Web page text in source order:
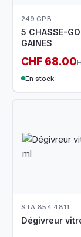
249.GPB
5 CHASSE-
GAINES
CHF 68.00
En stock
STA 854 4811
Dégivreur